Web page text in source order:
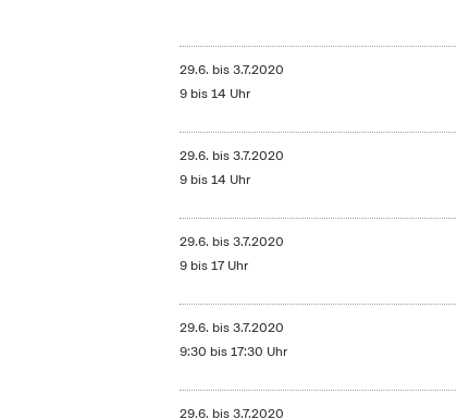
29.6. bis3.7.2020
9 bis 14 Uhr
29.6. bis3.7.2020
9 bis 14 Uhr
29.6. bis3.7.2020
9 bis 17 Uhr
29.6. bis3.7.2020
9:30 bis 17:30 Uhr
29.6. bis3.7.2020